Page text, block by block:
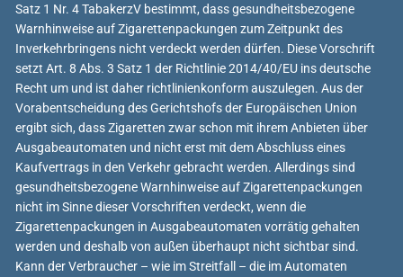
Satz 1 Nr. 4 TabakerzV bestimmt, dass gesundheitsbezogene
Warnhinweise auf Zigarettenpackungen zum Zeitpunkt des
Inverkehrbringens nicht verdeckt werden dürfen. Diese Vorschrift
setzt Art. 8 Abs. 3 Satz 1 der Richtlinie 2014/40/EU ins deutsche
Recht um und ist daher richtlinienkonform auszulegen. Aus der
Vorabentscheidung des Gerichtshofs der Europäischen Union
ergibt sich, dass Zigaretten zwar schon mit ihrem Anbieten über
Ausgabeautomaten und nicht erst mit dem Abschluss eines
Kaufvertrags in den Verkehr gebracht werden. Allerdings sind
gesundheitsbezogene Warnhinweise auf Zigarettenpackungen
nicht im Sinne dieser Vorschriften verdeckt, wenn die
Zigarettenpackungen in Ausgabeautomaten vorrätig gehalten
werden und deshalb von außen überhaupt nicht sichtbar sind.
Kann der Verbraucher – wie im Streitfall – die im Automaten